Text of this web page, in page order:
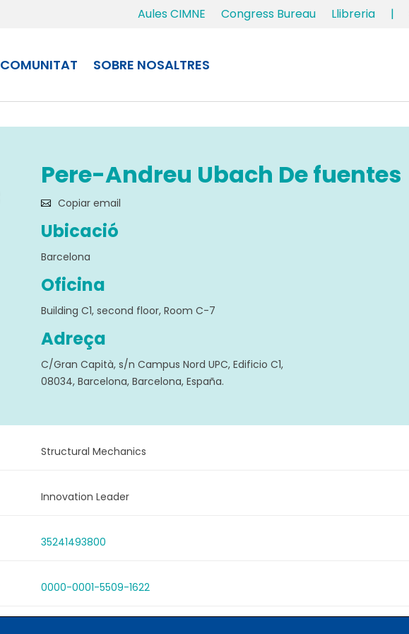
Aules CIMNE Congress Bureau Llibreria |
COMUNITAT SOBRE NOSALTRES
Pere-Andreu Ubach De fuentes
Copiar email
Ubicació
Barcelona
Oficina
Building C1, second floor, Room C-7
Adreça
C/Gran Capità, s/n Campus Nord UPC, Edificio C1,
08034, Barcelona, Barcelona, España.
Structural Mechanics
Innovation Leader
35241493800
0000-0001-5509-1622